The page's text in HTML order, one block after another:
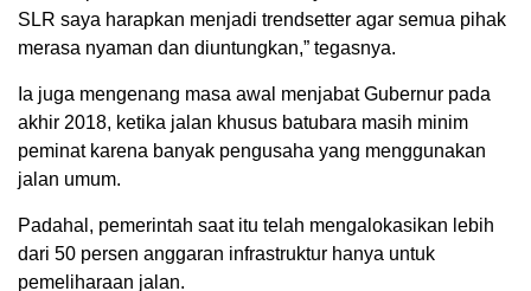
SLR saya harapkan menjadi trendsetter agar semua pihak
merasa nyaman dan diuntungkan,” tegasnya.
Ia juga mengenang masa awal menjabat Gubernur pada
akhir 2018, ketika jalan khusus batubara masih minim
peminat karena banyak pengusaha yang menggunakan
jalan umum.
Padahal, pemerintah saat itu telah mengalokasikan lebih
dari 50 persen anggaran infrastruktur hanya untuk
pemeliharaan jalan.